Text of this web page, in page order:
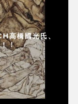
橋國光氏、
！